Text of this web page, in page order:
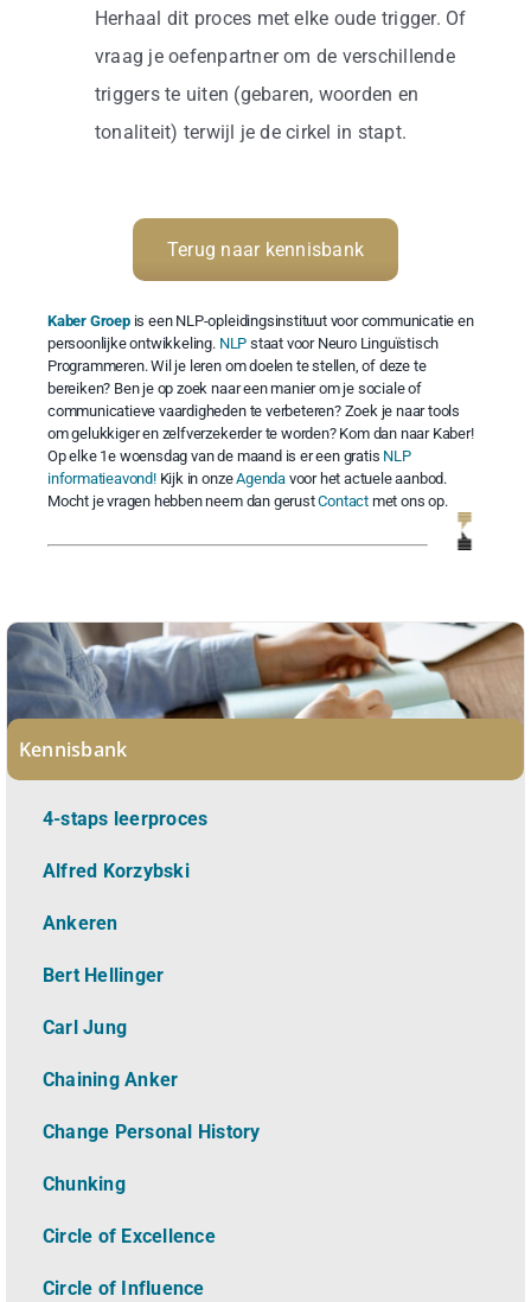
Herhaal dit proces met elke oude trigger. Of
vraag je oefenpartner om de verschillende
triggers te uiten (gebaren, woorden en
tonaliteit) terwijl je de cirkel in stapt.
Terug naar kennisbank
Kaber Groepis een NLP-opleidingsinstituut voor communicatie en
persoonlijke ontwikkeling. NLP staat voor Neuro Linguïstisch
Programmeren. Wil je leren om doelen te stellen, of deze te
bereiken? Ben je op zoek naar een manier om je sociale of
communicatieve vaardigheden te verbeteren? Zoek je naar tools
om gelukkiger en zelfverzekerder te worden? Kom dan naar Kaber!
Op elke 1e woensdag van de maand is er een gratis NLP
informatieavond!Kijk in onzeAgendavoor het actuele aanbod.
Mocht je vragen hebben neem dan gerustContact met ons op.
Kennisbank
4-staps leerproces
Alfred Korzybski
Ankeren
Bert Hellinger
Carl Jung
Chaining Anker
Change Personal History
Chunking
Circle of Excellence
Circle of Influence